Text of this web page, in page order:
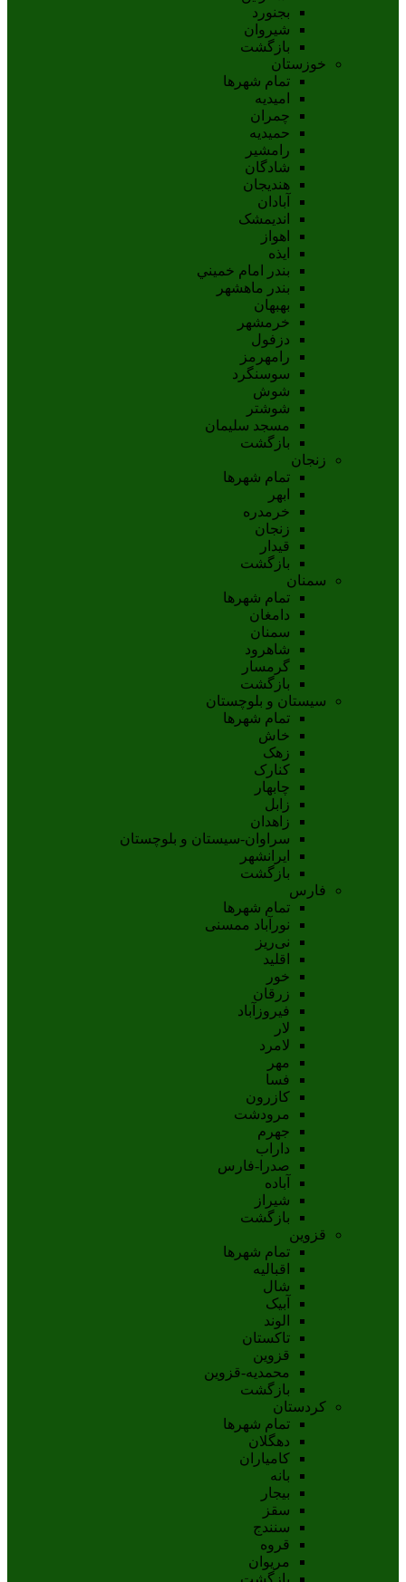
بجنورد
شيروان
بازگشت
خوزستان
تمام شهر‌ها
امیدیه
چمران
حمیدیه
رامشیر
شادگان
هندیجان
آبادان
انديمشک
اهواز
ايذه
بندر امام خميني
بندر ماهشهر
بهبهان
خرمشهر
دزفول
رامهرمز
سوسنگرد
شوش
شوشتر
مسجد سليمان
بازگشت
زنجان
تمام شهر‌ها
ابهر
خرمدره
زنجان
قيدار
بازگشت
سمنان
تمام شهر‌ها
دامغان
سمنان
شاهرود
گرمسار
بازگشت
سیستان و بلوچستان
تمام شهر‌ها
خاش
زهک
کنارک
چابهار
زابل
زاهدان
سراوان-سيستان و بلوچستان
ايرانشهر
بازگشت
فارس
تمام شهر‌ها
نورآباد ممسنی
نی‌ریز
اقلید
خور
زرقان
فیروزآباد
لار
لامرد
مهر
فسا
کازرون
مرودشت
جهرم
داراب
صدرا-فارس
آباده
شيراز
بازگشت
قزوین
تمام شهر‌ها
اقبالیه
شال
آبيک
الوند
تاکستان
قزوين
محمديه-قزوين
بازگشت
کردستان
تمام شهر‌ها
دهگلان
کامیاران
بانه
بيجار
سقز
سنندج
قروه
مريوان
بازگشت